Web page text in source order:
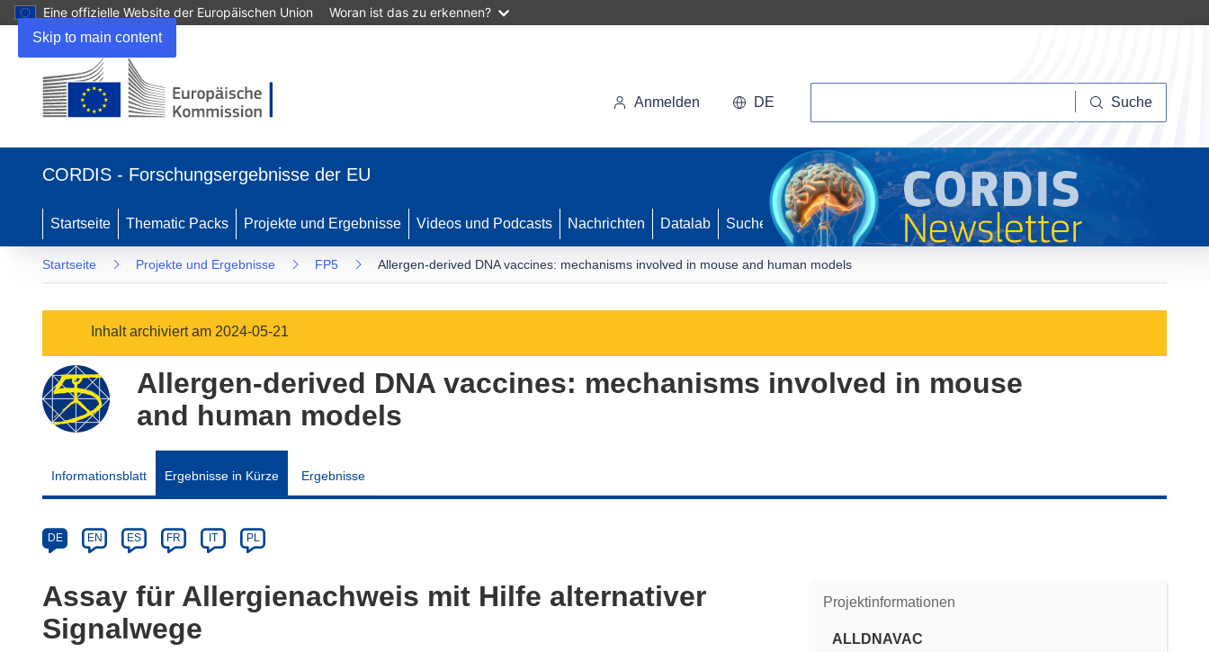
Skip to main content
Eine offizielle Website der Europäischen Union Woran ist das zu erkennen?
neuem
Anmelden DE Suche
CORDIS - Forschungsergebnisse der EU
Startseite Thematic Packs Projekte und Ergebnisse Videos und Podcasts Nachrichten Datalab Suche
Startseite Projekte und Ergebnisse FP5 Allergen-derived DNA vaccines: mechanisms involved in mouse and human models
Inhalt archiviert am 2024-05-21
Allergen-derived DNA vaccines: mechanisms involved in mouse
and human models
Informationsblatt Ergebnisse in Kürze Ergebnisse
Category
Article
available
the
following
languages:
DE EN ES FR IT PL
Assay für Allergienachweis mit Hilfe alternativer
Signalwege
Projektinformationen
ALLDNAVAC